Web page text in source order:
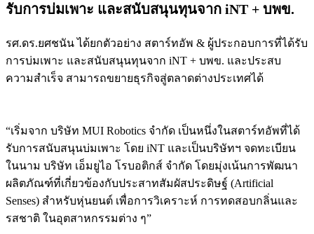
รับการบ่มเพาะ และสนับสนุนทุนจาก iNT + บพข.
รศ.ดร.ยศชนัน ได้ยกตัวอย่าง สตาร์ทอัพ & ผู้ประกอบการที่ได้รับ
การบ่มเพาะ และสนับสนุนทุนจาก iNT + บพข. และประสบ
ความสำเร็จ สามารถขยายธุรกิจสู่ตลาดต่างประเทศได้
“เริ่มจาก บริษัท MUI Robotics จำกัด เป็นหนึ่งในสตาร์ทอัพที่ได้
รับการสนับสนุนบ่มเพาะ โดย iNT และเป็นบริษัทฯ จดทะเบียน
ในนาม บริษัท เอ็มยูไอ โรบอติกส์ จำกัด โดยมุ่งเน้นการพัฒนา
ผลิตภัณฑ์ที่เกี่ยวข้องกับประสาทสัมผัสประดิษฐ์ (Artificial
Senses) สำหรับหุ่นยนต์ เพื่อการวิเคราะห์ การทดสอบกลิ่นและ
รสชาติ ในอุตสาหกรรมต่าง ๆ”